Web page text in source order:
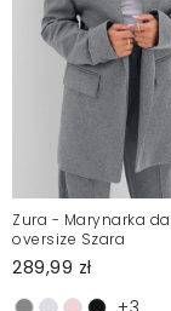
Zura - Marynarka
oversize Szara
289,99 zł